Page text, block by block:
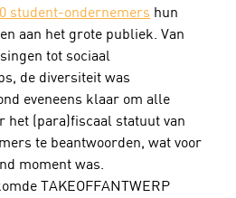
student-ondernemers hun
aan het grote publiek. Van
tot sociaal
de diversiteit was
eveneens klaar om alle
het (para)fiscaal statuut van
te beantwoorden, wat voor
moment was.
TAKEOFFANTWERP